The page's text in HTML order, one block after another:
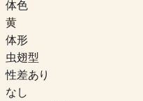
体色
黄
体形
虫翅型
性差あり
なし